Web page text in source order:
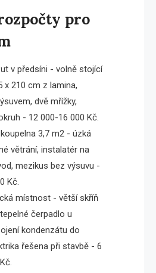
pro
v předsíni - volně stojící
x 210 cm z lamina,
dvě mřížky,
- 12 000-16 000 Kč.
3,7 m2 - úzká
větrání, instalatér na
mezikus bez výsuvu -
Kč.
místnost - větší skříň
čerpadlo u
kondenzátu do
řešena při stavbě - 6